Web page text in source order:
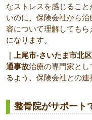
なストレスを感じるこ
いのに、保険会社から
容について理解しても
になります。
｜上尾市-さいたま市北
通事故治療の専門家とし
るよう、保険会社との連
整骨院がサポート